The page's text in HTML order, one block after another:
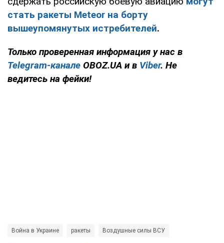
стать ракеты Meteor на борту
вышеупомянутых истребителей.
Только проверенная информация у нас в
Telegram-канале OBOZ.UA и в Viber. Не
ведитесь на фейки!
Война в Украине ракеты Воздушные силы ВСУ